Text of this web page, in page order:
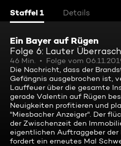
Staffel 1 Details
Ein Bayer auf Rügen
Folge 6: Lauter
46 Min. Folge vom
Die Nachricht, dass der
Gefängnis ausgebrochen ist,
Lauffeuer über die gesamte
gerade Valentin auf Rügen
Neuigkeiten profitieren und
"Miesbacher Anzeiger". Der
der Zwischenzeit den
eigentlichen Auftraggeber
fordert ein erneutes Mal